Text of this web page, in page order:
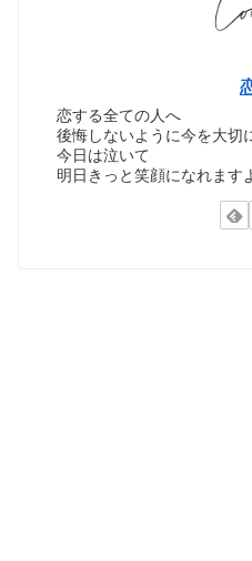
恋する全ての人へ
後悔しないように今を大切
今日は泣いて
明日きっと笑顔になれます